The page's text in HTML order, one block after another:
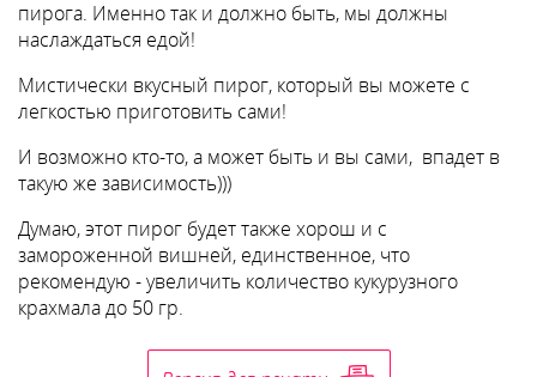
пирога. Именно так и должно быть, мы должны
наслаждаться едой!
Мистически вкусный пирог, который вы можете с
легкостью приготовить сами!
И возможно кто-то, а может быть и вы сами, впадет в
такую же зависимость)))
Думаю, этот пирог будет также хорош и с
замороженной вишней, единственное, что
рекомендую - увеличить количество кукурузного
крахмала до 50 гр.